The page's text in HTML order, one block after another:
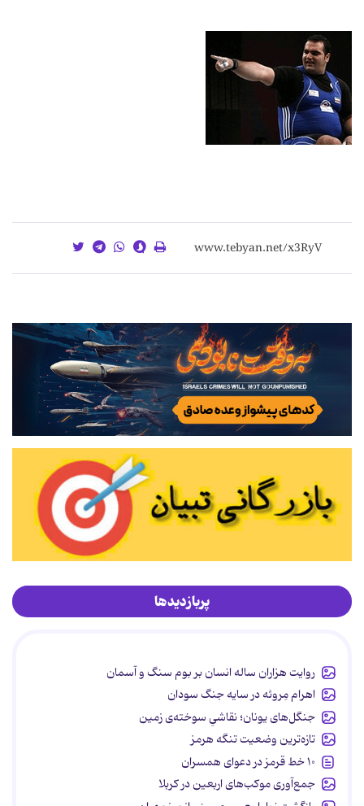
پربازدیدها
روایت هزاران ساله انسان بر بوم سنگ و آسمان
اهرام مِروئه در سایه جنگ سودان
جنگل‌های یونان؛ نقاشیِ سوخته‌ی زمین
تازه‌ترین وضعیت تنگه هرمز
۱۰ خط قرمز در دعوای همسران
جمع‌آوری موکب‌های اربعین در کربلا